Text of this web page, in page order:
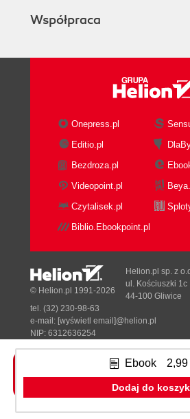
Ebook 2,99
Dodaj do
Współpraca
Onepress.pl
Editio.pl
Bezdroza.pl
Videopoint.pl
Czytalisek.pl
Biblio.Ebookpoint.pl
Tonik.pl
© Helion.pl 1991-2026
Helion.pl sp. z
ul. Kościuszki 1c
44-100 Gliwice
tel. (32) 230-98-63
e-mail: [wyświetl email]@helion.pl
NIP: 6312636254